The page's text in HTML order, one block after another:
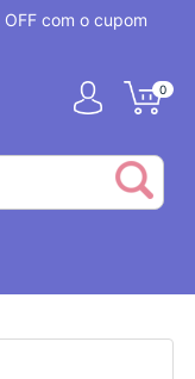
com o cupom
0